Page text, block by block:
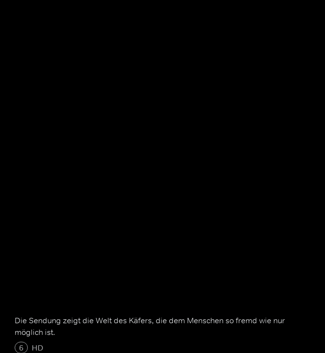
Die Sendung zeigt die Welt des Käfers, die dem Menschen so fremd wie nur
möglich ist.
6
HD